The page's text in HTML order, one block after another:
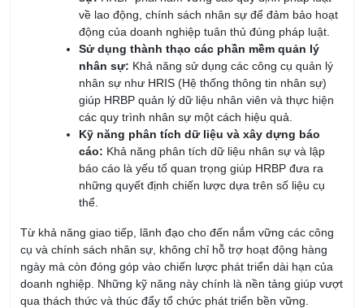
về lao động, chính sách nhân sự để đảm bảo hoạt
động của doanh nghiệp tuân thủ đúng pháp luật.
Sử dụng thành thạo các phần mềm quản lý
nhân sự: Khả năng sử dụng các công cụ quản lý
nhân sự như HRIS (Hệ thống thông tin nhân sự)
giúp HRBP quản lý dữ liệu nhân viên và thực hiện
các quy trình nhân sự một cách hiệu quả.
Kỹ năng phân tích dữ liệu và xây dựng báo
cáo: Khả năng phân tích dữ liệu nhân sự và lập
báo cáo là yếu tố quan trọng giúp HRBP đưa ra
những quyết định chiến lược dựa trên số liệu cụ
thể.
Từ khả năng giao tiếp, lãnh đạo cho đến nắm vững các công
cụ và chính sách nhân sự, không chỉ hỗ trợ hoạt động hàng
ngày mà còn đóng góp vào chiến lược phát triển dài hạn của
doanh nghiệp. Những kỹ năng này chính là nền tảng giúp vượt
qua thách thức và thúc đẩy tổ chức phát triển bền vững.